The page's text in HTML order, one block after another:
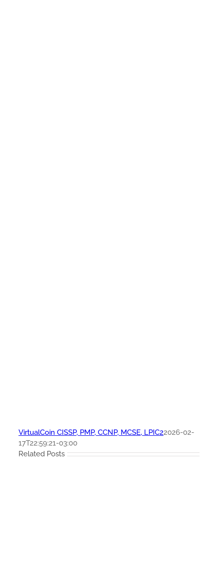
VirtualCoin CISSP, PMP, CCNP, MCSE, LPIC22026-02-
17T22:59:21-03:00
Related Posts